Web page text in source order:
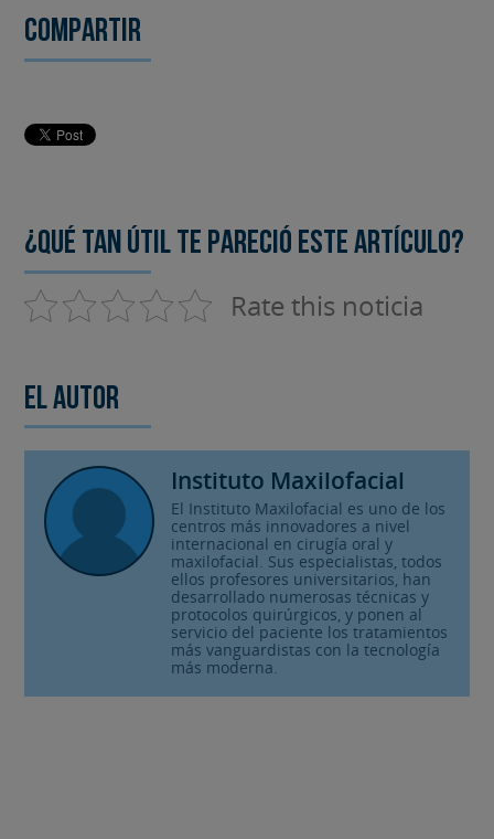
Compartir
¿Qué tan útil te pareció este artículo?
Rate this noticia
El autor
Instituto Maxilofacial
El Instituto Maxilofacial es uno de los
centros más innovadores a nivel
internacional en cirugía oral y
maxilofacial. Sus especialistas, todos
ellos profesores universitarios, han
desarrollado numerosas técnicas y
protocolos quirúrgicos, y ponen al
servicio del paciente los tratamientos
más vanguardistas con la tecnología
más moderna.